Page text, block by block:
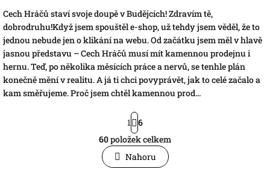
Cech Hráčů staví svoje doupě v Budějcích! Zdravím tě,
dobrodruhu!Když jsem spouštěl e-shop, už tehdy jsem věděl, že to
jednou nebude jen o klikání na webu. Od začátku jsem měl v hlavě
jasnou představu – Cech Hráčů musí mít kamennou prodejnu i
hernu. Teď, po několika měsících práce a nervů, se tenhle plán
konečně mění v realitu. A já ti chci povyprávět, jak to celé začalo a
kam směřujeme. Proč jsem chtěl kamennou prod...
O
v
l
S
t
r
á
n
k
1
6
60položek celkem
Nahoru